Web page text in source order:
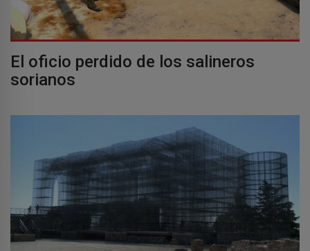
El oficio perdido de los salineros
sorianos